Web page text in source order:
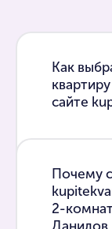
Как
сайте
Почему
2-